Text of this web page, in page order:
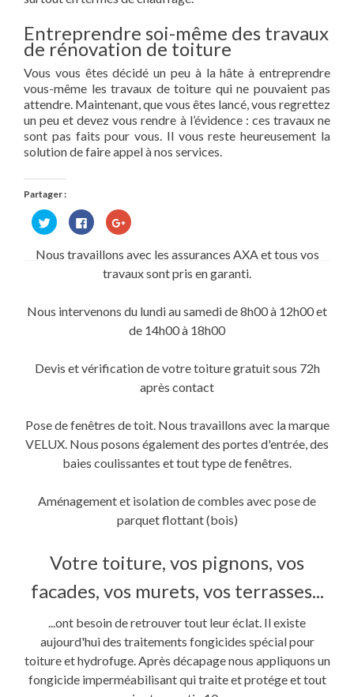
Entreprendre soi-même des travaux
de rénovation de toiture
Vous vous êtes décidé un peu à la hâte à entreprendre
vous-même les travaux de toiture qui ne pouvaient pas
attendre. Maintenant, que vous êtes lancé, vous regrettez
un peu et devez vous rendre à l’évidence : ces travaux ne
sont pas faits pour vous. Il vous reste heureusement la
solution de faire appel à nos services.
Partager :
Cliquez
pour
partager
Twitter(ouvre
Cliquez
pour
partager
sur
Facebook(ouvre
dans
une
Cliquez
pour
Google+
dans
fenêtre)
Nous travaillons avec les assurances AXA et tous vos
travaux sont pris en garanti.
Nous intervenons du lundi au samedi de 8h00 à 12h00 et
de 14h00 à 18h00
Devis et vérification de votre toiture gratuit sous 72h
après contact
Pose de fenêtres de toit. Nous travaillons avec la marque
VELUX. Nous posons également des portes d'entrée, des
baies coulissantes et tout type de fenêtres.
Aménagement et isolation de combles avec pose de
parquet flottant (bois)
Votre toiture, vos pignons, vos
facades, vos murets, vos terrasses...
...ont besoin de retrouver tout leur éclat. Il existe
aujourd'hui des traitements fongicides spécial pour
toiture et hydrofuge. Après décapage nous appliquons un
fongicide imperméabilisant qui traite et protége et tout